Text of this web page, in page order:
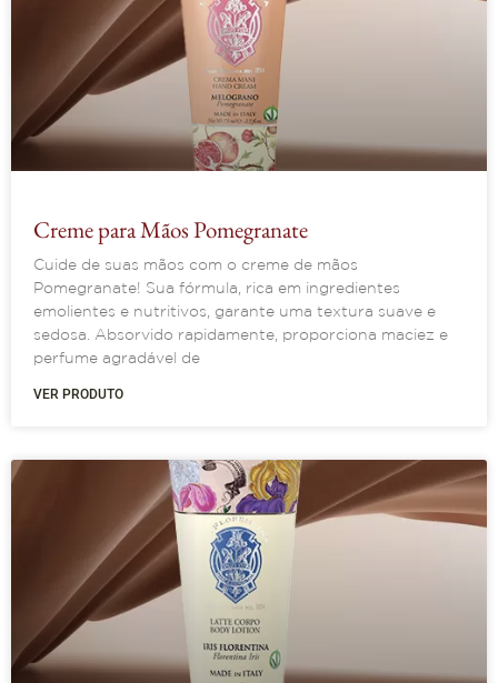
Creme para Mãos Pomegranate
Cuide de suas mãos com o creme de mãos
Pomegranate! Sua fórmula, rica em ingredientes
emolientes e nutritivos, garante uma textura suave e
sedosa. Absorvido rapidamente, proporciona maciez e
perfume agradável de
VER PRODUTO